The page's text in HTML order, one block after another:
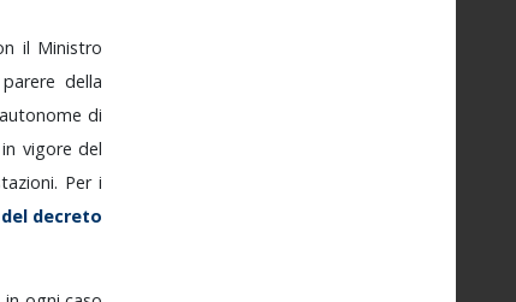
il Ministro
parere della
autonome di
in vigoredel
Per i
del decreto